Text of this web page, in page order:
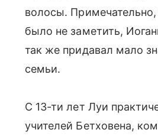
волосы.
было не заметить,
так же придавал мало
семьи.
С 13-ти лет Луи
учителей Бетховена,